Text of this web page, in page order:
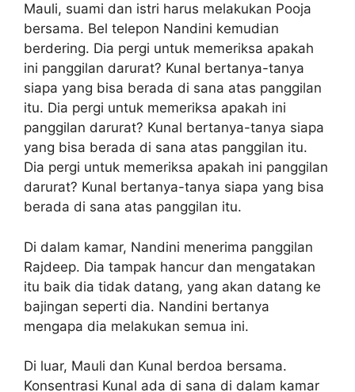
Mauli, suami dan istri harus melakukan Pooja
bersama. Bel telepon Nandini kemudian
berdering. Dia pergi untuk memeriksa apakah
ini panggilan darurat? Kunal bertanya-tanya
siapa yang bisa berada di sana atas panggilan
itu. Dia pergi untuk memeriksa apakah ini
panggilan darurat? Kunal bertanya-tanya siapa
yang bisa berada di sana atas panggilan itu.
Dia pergi untuk memeriksa apakah ini panggilan
darurat? Kunal bertanya-tanya siapa yang bisa
berada di sana atas panggilan itu.
Di dalam kamar, Nandini menerima panggilan
Rajdeep. Dia tampak hancur dan mengatakan
itu baik dia tidak datang, yang akan datang ke
bajingan seperti dia. Nandini bertanya
mengapa dia melakukan semua ini.
Di luar, Mauli dan Kunal berdoa bersama.
Konsentrasi Kunal ada di sana di dalam kamar